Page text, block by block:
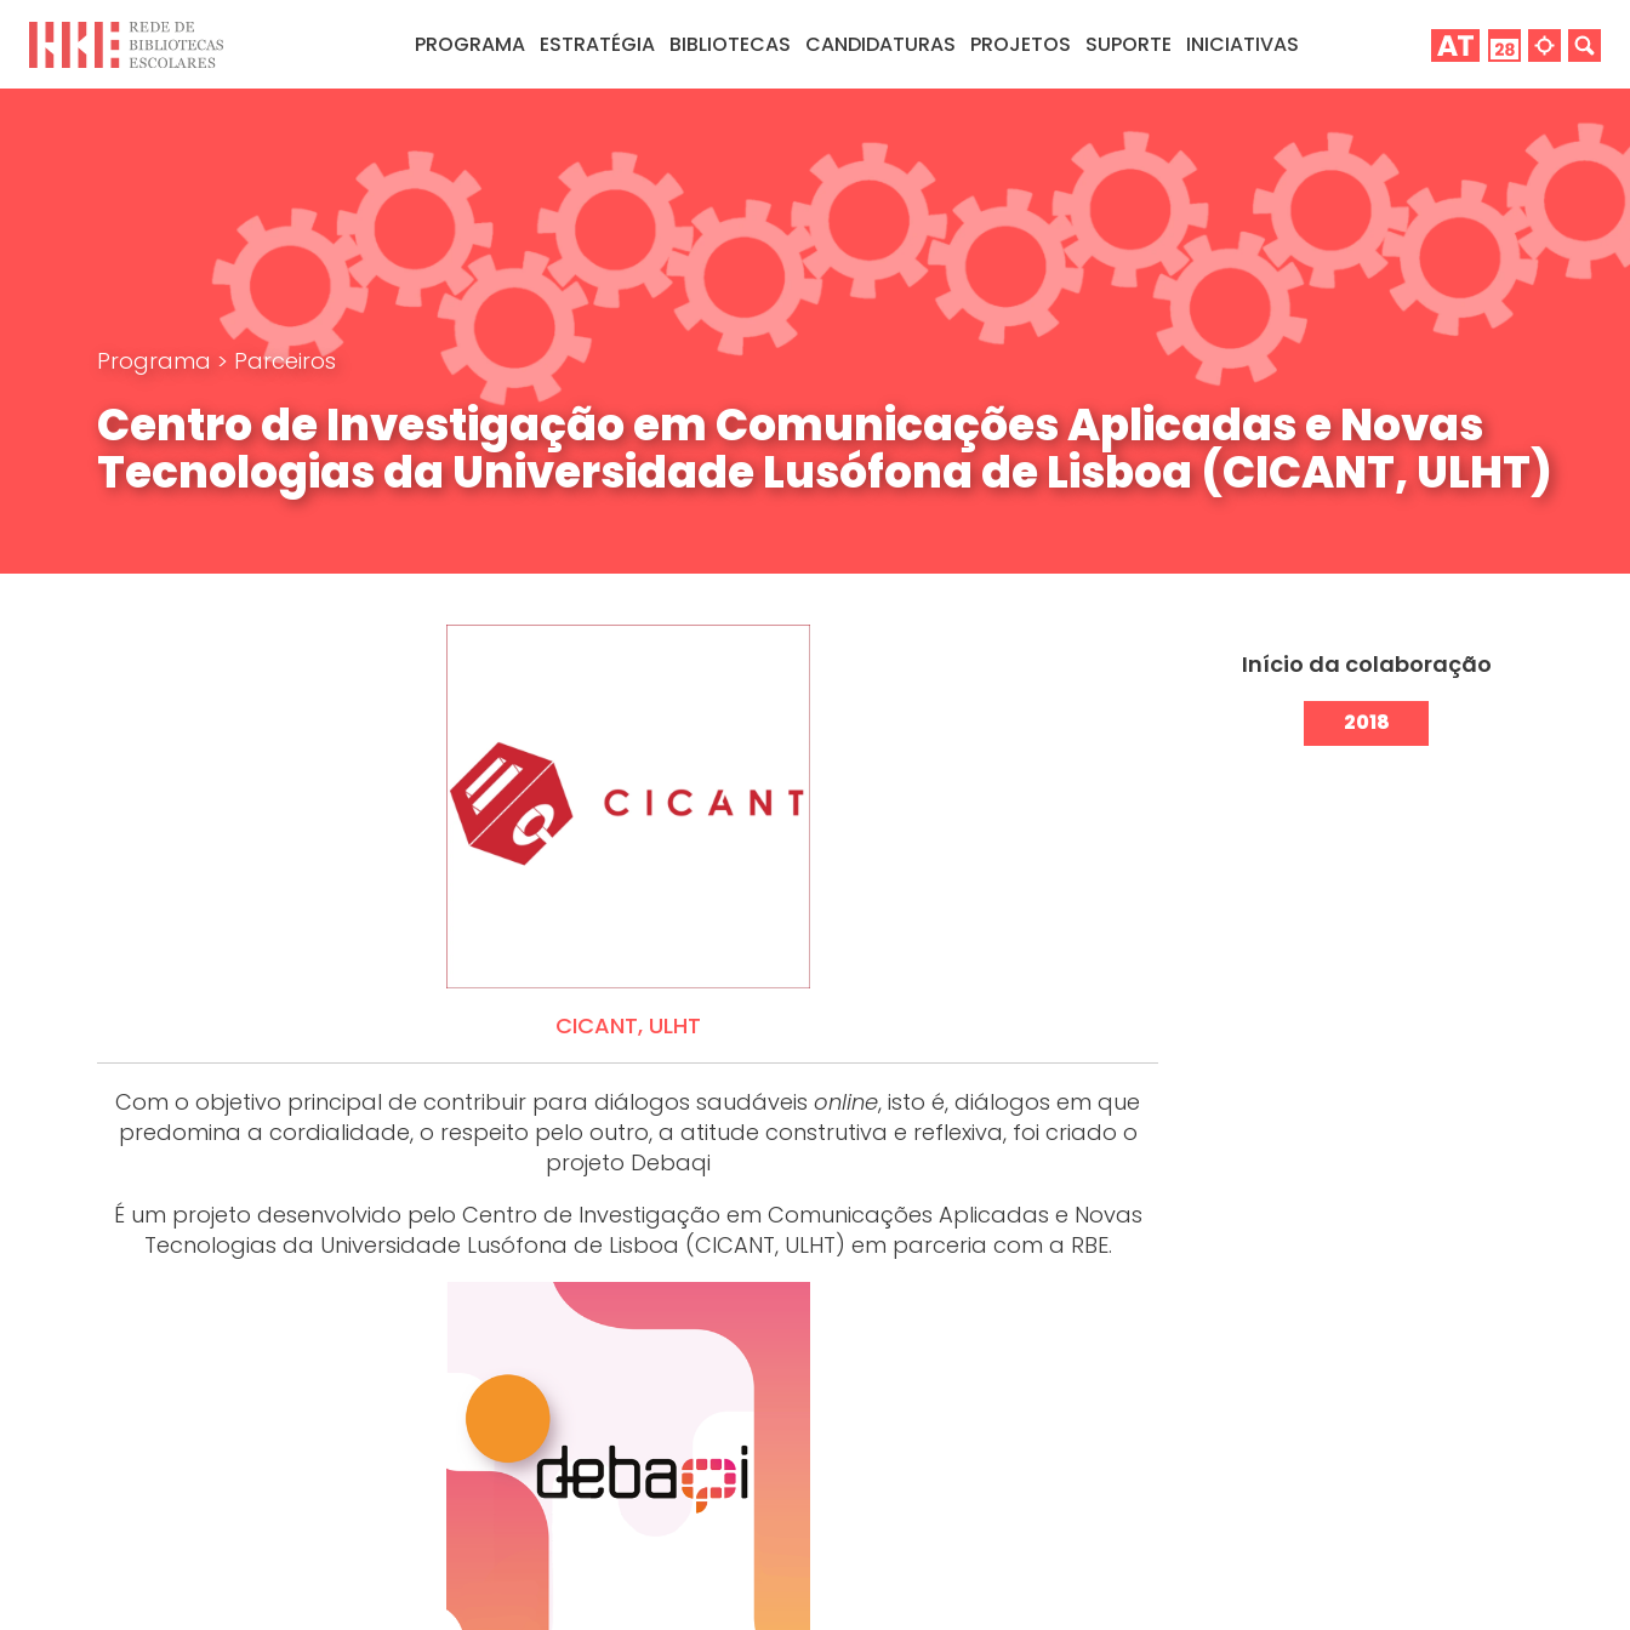
PROGRAMA ESTRATÉGIA BIBLIOTECAS CANDIDATURAS PROJETOS SUPORTE INICIATIVAS
Programa > Parceiros
Centro de Investigação em Comunicações Aplicadas e Novas
Tecnologias da Universidade Lusófona de Lisboa (CICANT, ULHT)
CICANT, ULHT
Com o objetivo principal de contribuir para diálogos saudáveis online, isto é, diálogos em que
predomina a cordialidade, o respeito pelo outro, a atitude construtiva e reflexiva, foi criado o
projeto Debaqi
É um projeto desenvolvido pelo Centro de Investigação em Comunicações Aplicadas e Novas
Tecnologias da Universidade Lusófona de Lisboa (CICANT, ULHT) em parceria com a RBE.
Início da colaboração
2018